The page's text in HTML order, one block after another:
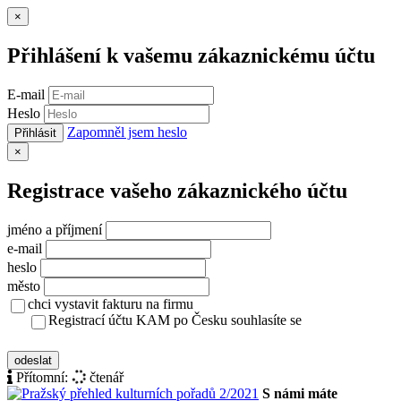
×
Přihlášení k vašemu zákaznickému účtu
E-mail
Heslo
Přihlásit Zapomněl jsem heslo
×
Registrace vašeho zákaznického účtu
jméno a příjmení
e-mail
heslo
město
chci vystavit fakturu na firmu
Registrací účtu KAM po Česku souhlasíte se
odeslat
Přítomní:
čtenář
S námi máte